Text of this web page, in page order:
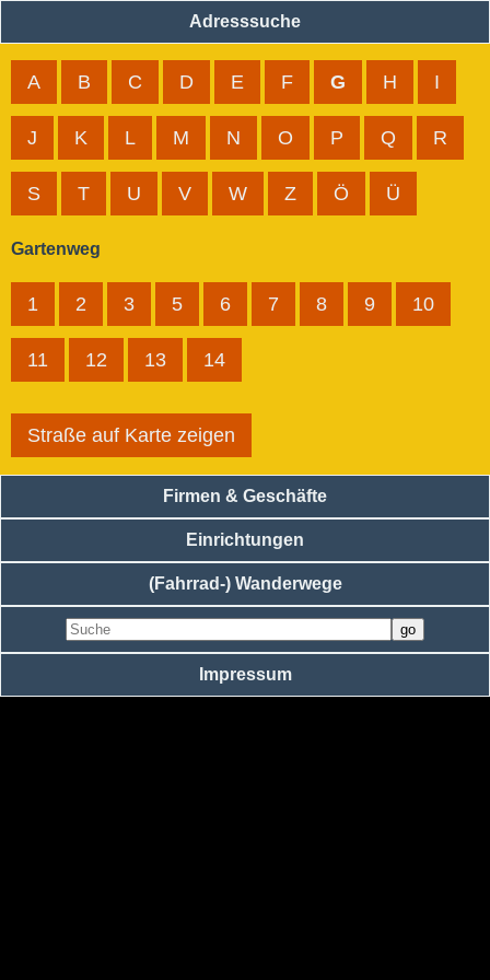
Adresssuche
A B C D E F G H I
J K L M N O P Q R
S T U V W Z Ö Ü
Gartenweg
1 2 3 5 6 7 8 9 10
11 12 13 14
Straße auf Karte zeigen
Firmen & Geschäfte
Einrichtungen
(Fahrrad-) Wanderwege
Impressum